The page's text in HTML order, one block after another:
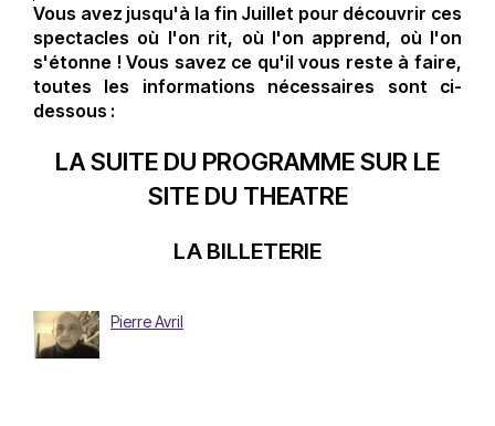
Vous avez jusqu'à la fin Juillet pour découvrir ces
spectacles où l'on rit, où l'on apprend, où l'on
s'étonne ! Vous savez ce qu'il vous reste à faire,
toutes les informations nécessaires sont ci-
dessous :
LA SUITE DU PROGRAMME SUR LE
SITE DU THEATRE
LA BILLETERIE
Pierre Avril